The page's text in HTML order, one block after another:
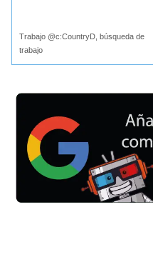
Trabajo @c:CountryD, búsqueda de
trabajo